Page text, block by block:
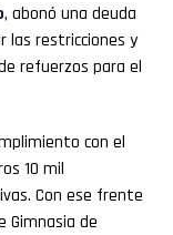
, abonó una deuda
las restricciones y
refuerzos para el
con el
10 mil
Con ese frente
Gimnasia de